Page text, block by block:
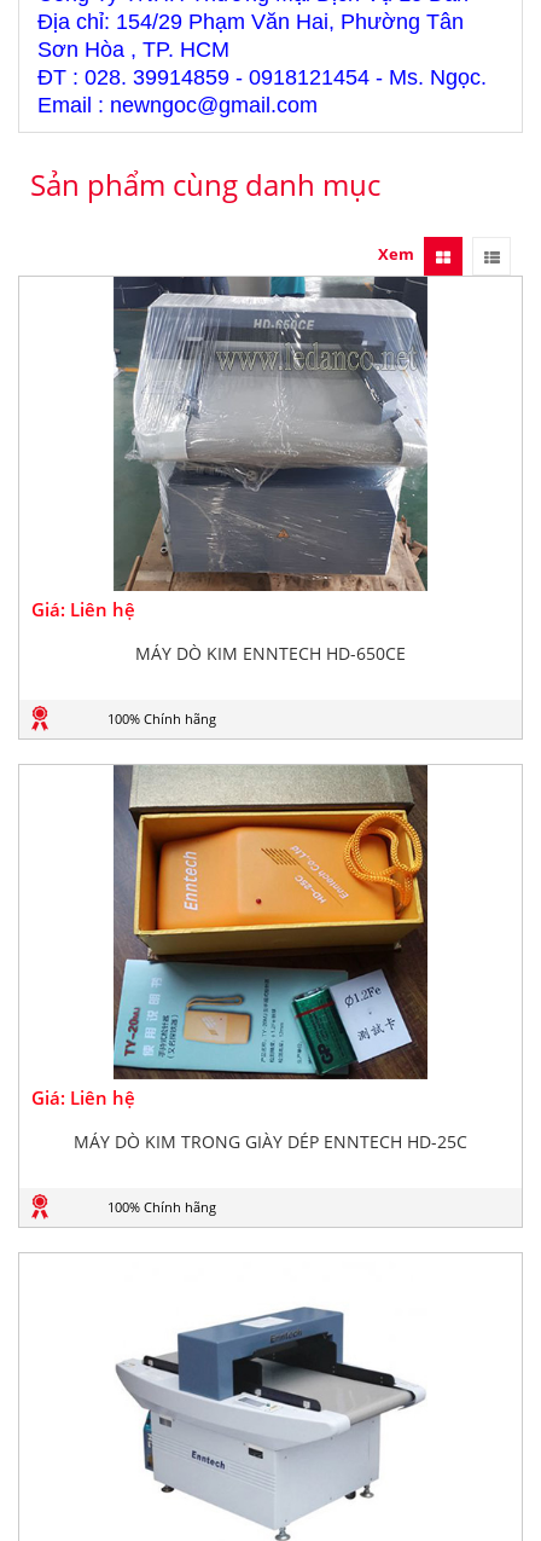
Địa chỉ: 154/29 Phạm Văn Hai, Phường Tân
Sơn Hòa , TP. HCM
ĐT : 028. 39914859 - 0918121454 - Ms. Ngọc.
Email : newngoc@gmail.com
Sản phẩm cùng danh mục
Xem
Giá: Liên hệ
MÁY DÒ KIM ENNTECH HD-650CE
100% Chính hãng
Giá: Liên hệ
MÁY DÒ KIM TRONG GIÀY DÉP ENNTECH HD-25C
100% Chính hãng